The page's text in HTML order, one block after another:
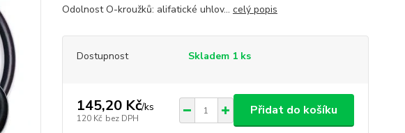
Odolnost O-kroužků: alifatické uhlov... celý popis
Dostupnost Skladem 1 ks
145,20 Kč/ks
120 Kč bez DPH
Přidat do košíku